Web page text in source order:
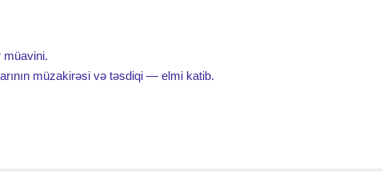
müavini.
müzakirəsi və təsdiqi — elmi katib.